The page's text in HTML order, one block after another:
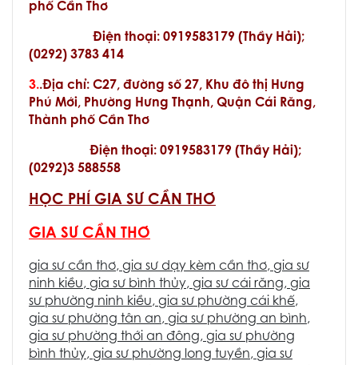
phố Cần Thơ
Điện thoại: 0919583179 (Thầy Hải);
(0292) 3783 414
3..Địa chỉ: C27, đường số 27, Khu đô thị Hưng
Phú Mới, Phường Hưng Thạnh, Quận Cái Răng,
Thành phố Cần Thơ
Điện thoại: 0919583179 (Thầy Hải);
(0292)3 588558
HỌC PHÍ GIA SƯ CẦN THƠ
GIA SƯ CẦN THƠ
gia sư cần thơ, gia sư dạy kèm cần thơ, gia sư
ninh kiều, gia sư bình thủy, gia sư cái răng, gia
sư phường ninh kiều, gia sư phường cái khế,
gia sư phường tân an, gia sư phường an bình,
gia sư phường thới an đông, gia sư phường
bình thủy, gia sư phường long tuyền, gia sư